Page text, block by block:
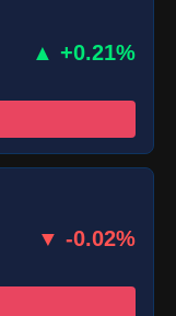
▲ +0.21%
▼ -0.02%